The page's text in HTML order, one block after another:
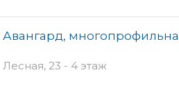
Авангард,
Лесная, 23 - 4 этаж